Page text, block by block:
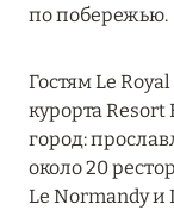
по побережью.
Гостям Le
курорта
город:
около 20
Le Normandy и